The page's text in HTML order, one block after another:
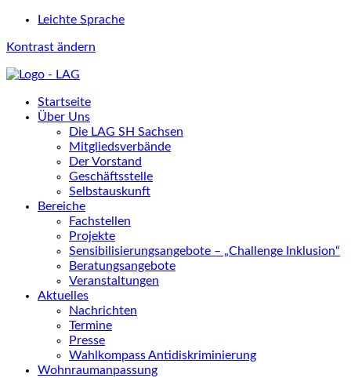
Leichte Sprache
Kontrast ändern
Startseite
Über Uns
Die LAG SH Sachsen
Mitgliedsverbände
Der Vorstand
Geschäftsstelle
Selbstauskunft
Bereiche
Fachstellen
Projekte
Sensibilisierungsangebote – „Challenge Inklusion“
Beratungsangebote
Veranstaltungen
Aktuelles
Nachrichten
Termine
Presse
Wahlkompass Antidiskriminierung
Wohnraumanpassung